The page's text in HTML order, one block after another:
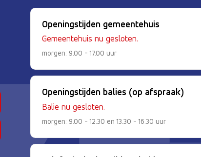
website)
Openingstijden gemeentehuis
Gemeentehuis nu gesloten.
morgen: 9.00 - 17.00 uur
Openingstijden balies (op afspraak)
Balie nu gesloten.
morgen: 9.00 - 12.30 en 13.30 - 16.30 uur